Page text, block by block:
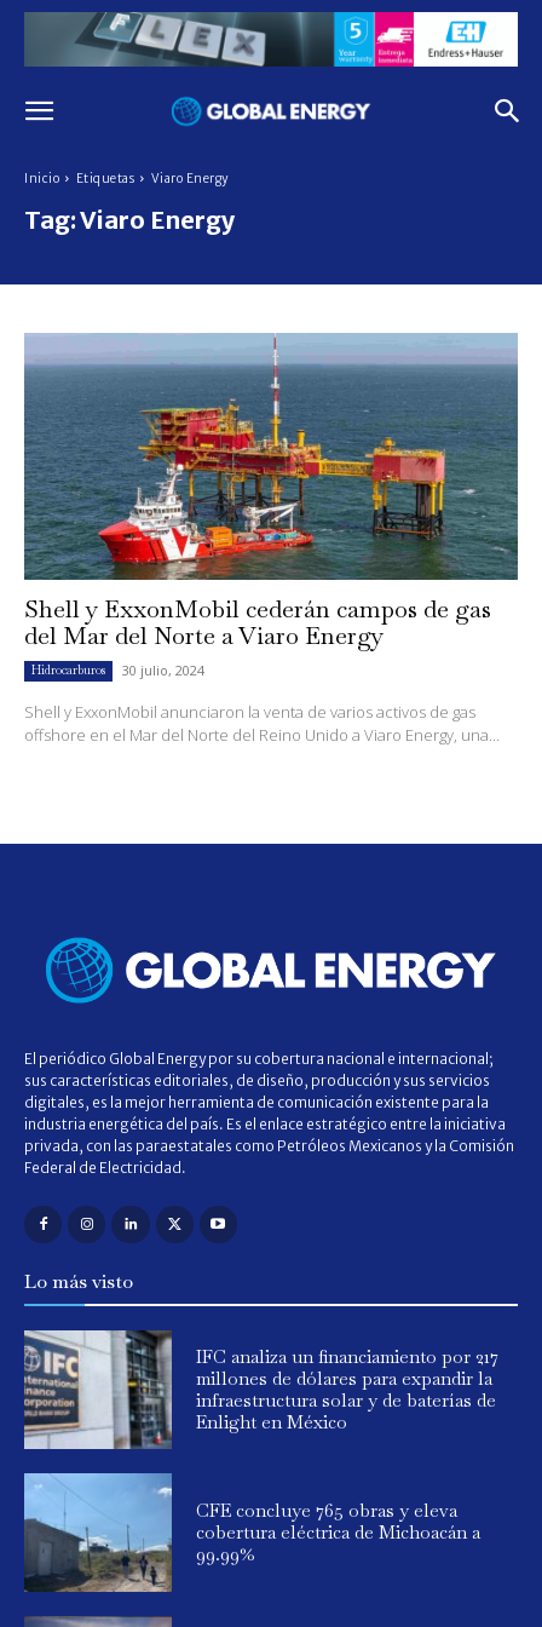
Inicio Etiquetas Viaro Energy
Tag:Viaro Energy
Shell y ExxonMobil cederán campos de gas
del Mar del Norte a Viaro Energy
Hidrocarburos 30 julio, 2024
Shell y ExxonMobil anunciaron la venta de varios activos de gas
offshore en el Mar del Norte del Reino Unido a Viaro Energy, una...
El periódico Global Energy por su cobertura nacional e internacional;
sus características editoriales, de diseño, producción y sus servicios
digitales, es la mejor herramienta de comunicación existente para la
industria energética del país. Es el enlace estratégico entre la iniciativa
privada, con las paraestatales como Petróleos Mexicanos y la Comisión
Federal de Electricidad.
Lo más visto
IFC analiza un financiamiento por 217
millones de dólares para expandir la
infraestructura solar y de baterías de
Enlight en México
CFE concluye 765 obras y eleva
cobertura eléctrica de Michoacán a
99.99%